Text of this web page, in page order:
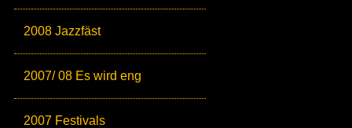
2008 Jazzfäst
2007/ 08 Es wird eng
2007 Festivals